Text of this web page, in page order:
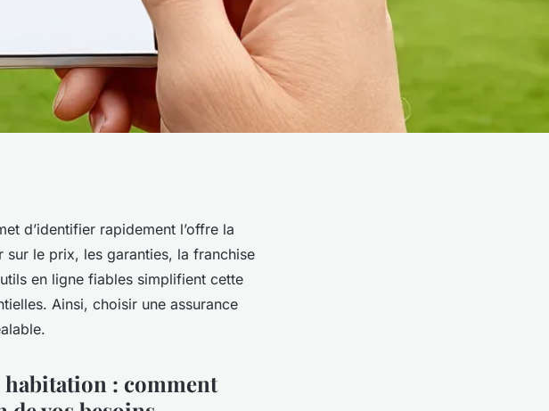
d’identifier rapidement l’offre la
le prix, les garanties, la franchise
en ligne fiables simplifient cette
Ainsi, choisir une assurance
habitation : comment